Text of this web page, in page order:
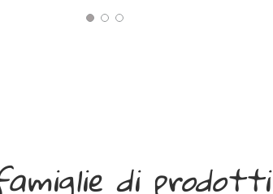
di prodotti